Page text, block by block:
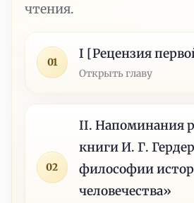
чтения.
01
I [Рецензия
Открыть главу
02
II. Напоминания
книги И. Г.
философии
человечества»